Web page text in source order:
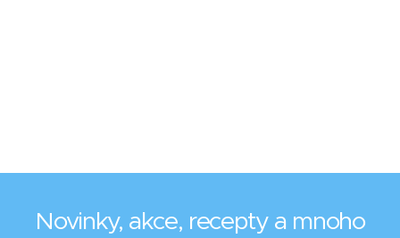
Novinky, akce, recepty a mnoho